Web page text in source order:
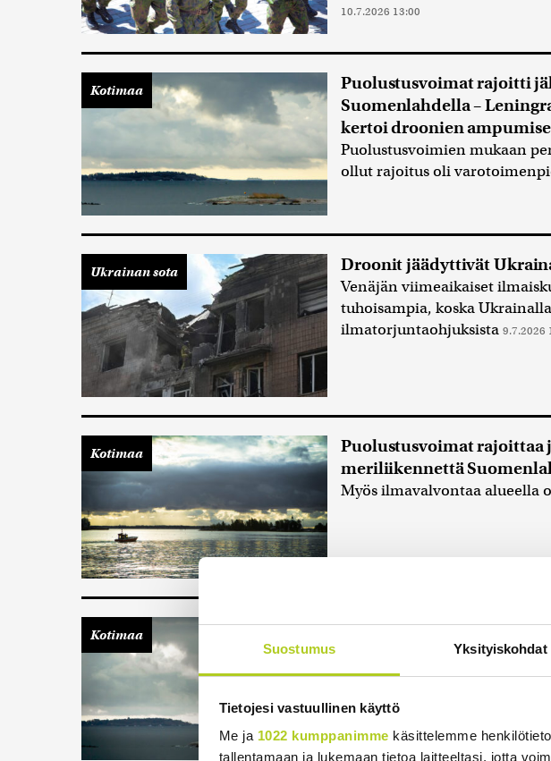
Suostumus Yksityiskohdat
Tietojesi vastuullinen käyttö
Me ja 1022 kumppanimme käsittelemme
tallentamaan ja lukemaan tietoa laitteeltasi, jotta
10.7.2026 13:00
Kotimaa
Puolustusvoimat rajoitti
Suomenlahdella –
kertoi droonien
Puolustusvoimien mukaan
ollut rajoitus oli
Ukrainan sota Droonit jäädyttivät
Venäjän viimeaikaiset
tuhoisampia, koska
ilmatorjuntaohjuksista 9.7.2026
Kotimaa
Puolustusvoimat rajoittaa
meriliikennettä
Myös ilmavalvontaa alueella
Kotimaa
Puolustusvoimat rajoitti
drooniuhan varalta
Puolustusvoimat rajoitti
pääesikunnan viestinnästä
2.7.2026 9:14